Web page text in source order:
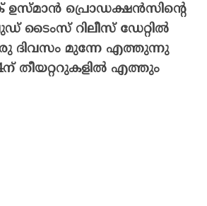
പ്രൊഡക്ഷൻസിന്റെ
ടൈംസ് റിലീസ് ഡേറ്റിൽ
ഒരു ദിവസം മുന്നേ എത്തുന്നു
തീയറ്ററുകളിൽ എത്തും